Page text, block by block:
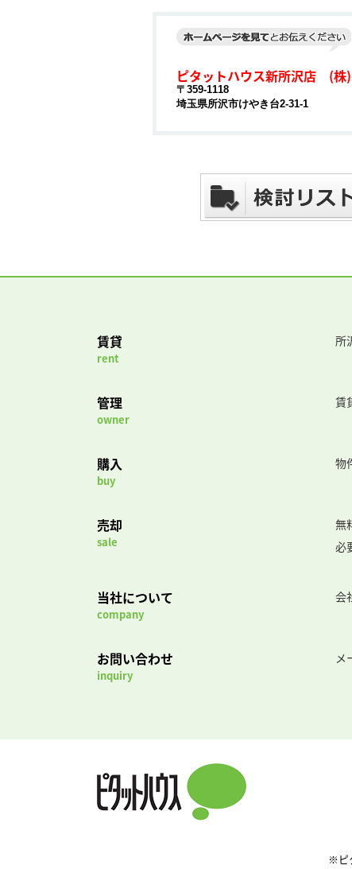
ピタットハウス新所沢店 (株
〒359-1118
埼玉県所沢市けやき台2-31-1
賃貸
rent
所
管理
owner
賃
購入
buy
物
売却
sale
無
必
当社について
company
会
お問い合わせ
inquiry
メ
※ピ